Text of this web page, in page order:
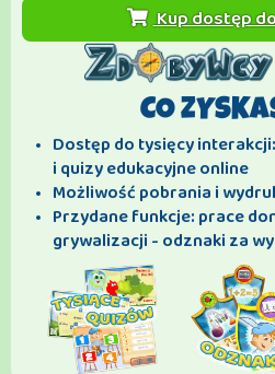
Kup dostęp
CO
Dostęp do tysięcy
i quizy edukacyjne online
Możliwość pobrania i
Przydane funkcje: prace
grywalizacji - odznaki za